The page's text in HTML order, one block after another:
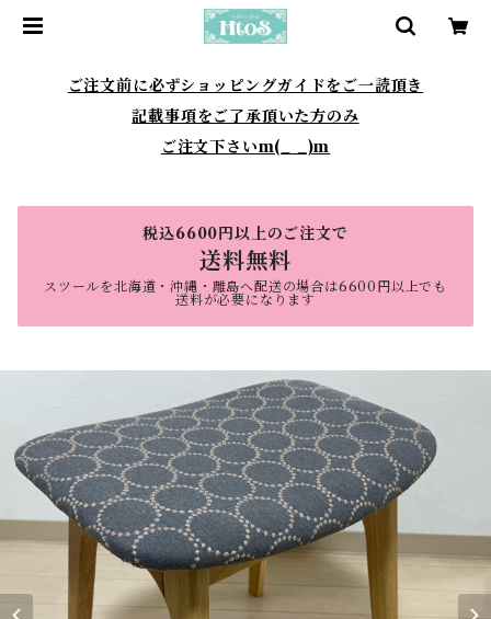
ご注文前に必ずショッピングガイドをご一読頂き
記載事項をご了承頂いた方のみ
ご注文下さいm(_ _)m
税込6600円以上のご注文で
送料無料
スツールを北海道・沖縄・離島へ配送の場合は6600円以上でも
送料が必要になります